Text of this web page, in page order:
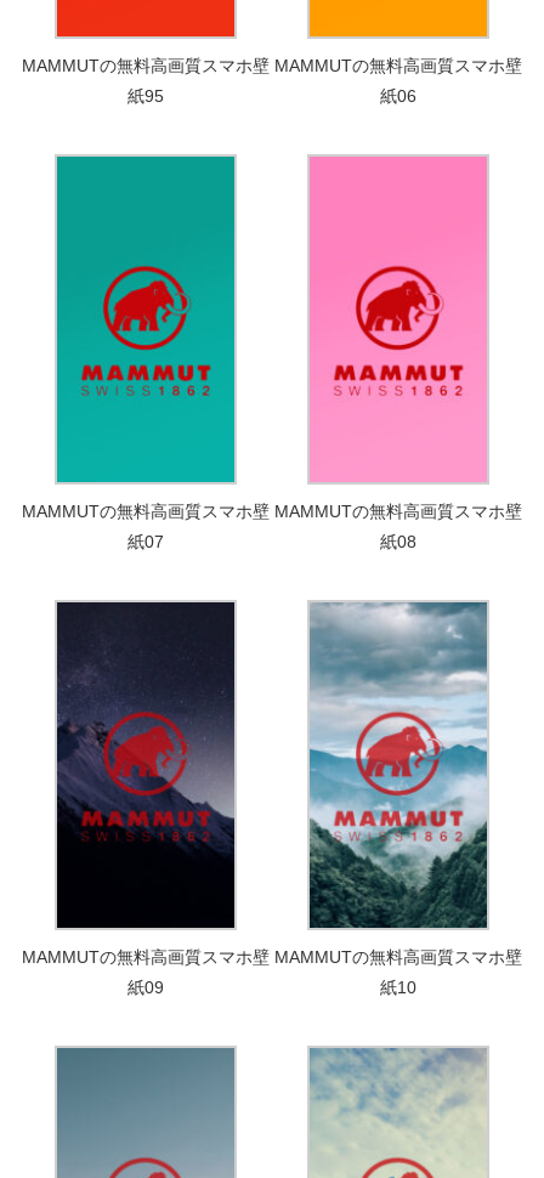
MAMMUTの無料高画質スマホ壁
紙95
MAMMUTの無料高画質スマホ壁
紙06
MAMMUTの無料高画質スマホ壁
紙07
MAMMUTの無料高画質スマホ壁
紙08
MAMMUTの無料高画質スマホ壁
紙09
MAMMUTの無料高画質スマホ壁
紙10